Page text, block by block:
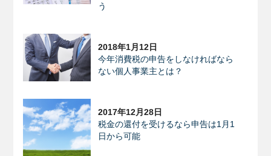
う
2018年1月12日
今年消費税の申告をしなければなら
ない個人事業主とは？
2017年12月28日
税金の還付を受けるなら申告は1月1
日から可能